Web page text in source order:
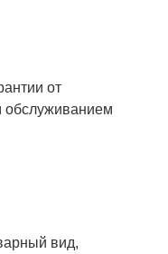
от
обслуживанием
вид,